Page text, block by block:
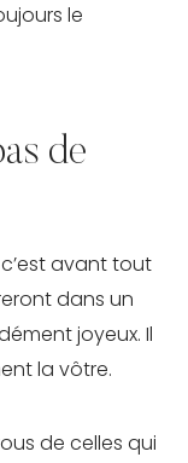
le
de
avant tout
dans un
joyeux. Il
la vôtre.
de celles qui